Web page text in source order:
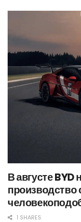
В августе BYD
производство
1 SHARES